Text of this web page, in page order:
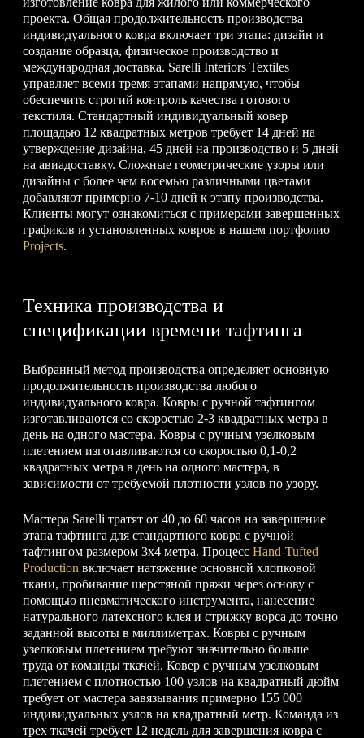
проекта. Общая продолжительность производства
индивидуального ковра включает три этапа: дизайн и
создание образца, физическое производство и
международная доставка. Sarelli Interiors Textiles
управляет всеми тремя этапами напрямую, чтобы
обеспечить строгий контроль качества готового
текстиля. Стандартный индивидуальный ковер
площадью 12 квадратных метров требует 14 дней на
утверждение дизайна, 45 дней на производство и 5 дней
на авиадоставку. Сложные геометрические узоры или
дизайны с более чем восемью различными цветами
добавляют примерно 7-10 дней к этапу производства.
Клиенты могут ознакомиться с примерами завершенных
графиков и установленных ковров в нашем портфолио
Projects.
Техника производства и
спецификации времени тафтинга
Выбранный метод производства определяет основную
продолжительность производства любого
индивидуального ковра. Ковры с ручной тафтингом
изготавливаются со скоростью 2-3 квадратных метра в
день на одного мастера. Ковры с ручным узелковым
плетением изготавливаются со скоростью 0,1-0,2
квадратных метра в день на одного мастера, в
зависимости от требуемой плотности узлов по узору.
Мастера Sarelli тратят от 40 до 60 часов на завершение
этапа тафтинга для стандартного ковра с ручной
тафтингом размером 3x4 метра. ПроцессHand-Tufted
Production включает натяжение основной хлопковой
ткани, пробивание шерстяной пряжи через основу с
помощью пневматического инструмента, нанесение
натурального латексного клея и стрижку ворса до точно
заданной высоты в миллиметрах. Ковры с ручным
узелковым плетением требуют значительно больше
труда от команды ткачей. Ковер с ручным узелковым
плетением с плотностью 100 узлов на квадратный дюйм
требует от мастера завязывания примерно 155 000
индивидуальных узлов на квадратный метр. Команда из
трех ткачей требует 12 недель для завершения ковра с